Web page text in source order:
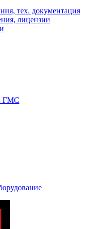
тех. документация
лицензии
ГМС